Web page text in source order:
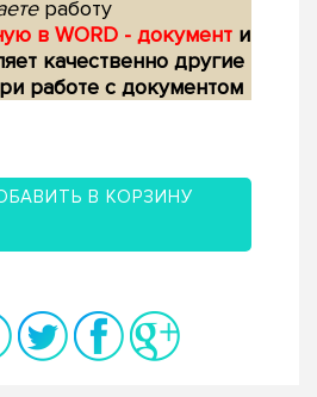
работу
в WORD - документ и
качественно другие
работе с документом
В КОРЗИНУ